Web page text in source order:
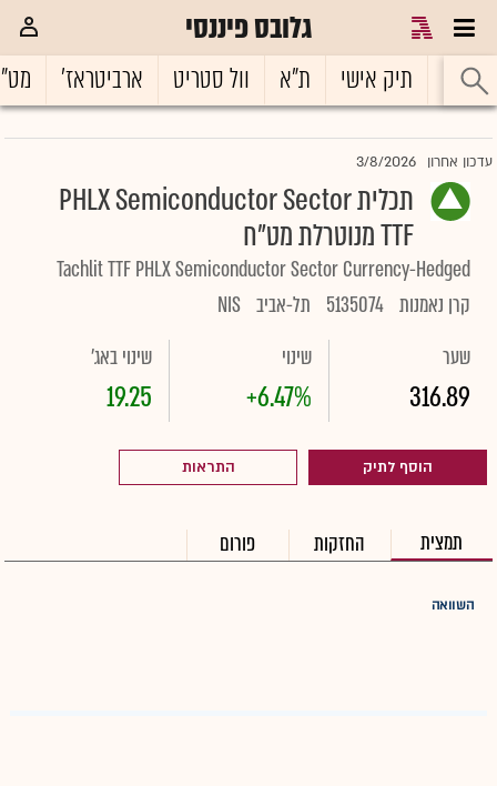
גלובס פיננסי
ראשי תיק אישי ת"א וול סטריט ארביטראז'
עדכון אחרון 3/8/2026
תכלית PHLX Semiconductor Sector
TTF מנוטרלת מט"ח
Tachlit TTF PHLX Semiconductor Sector Currency-Hedged
קרן נאמנות 5135074 תל-אביב NIS
שער
316.89
שינוי
+6.47%
שינוי באג'
19.25
הוסף לתיק התראות
תמצית החזקות פורום
השוואה